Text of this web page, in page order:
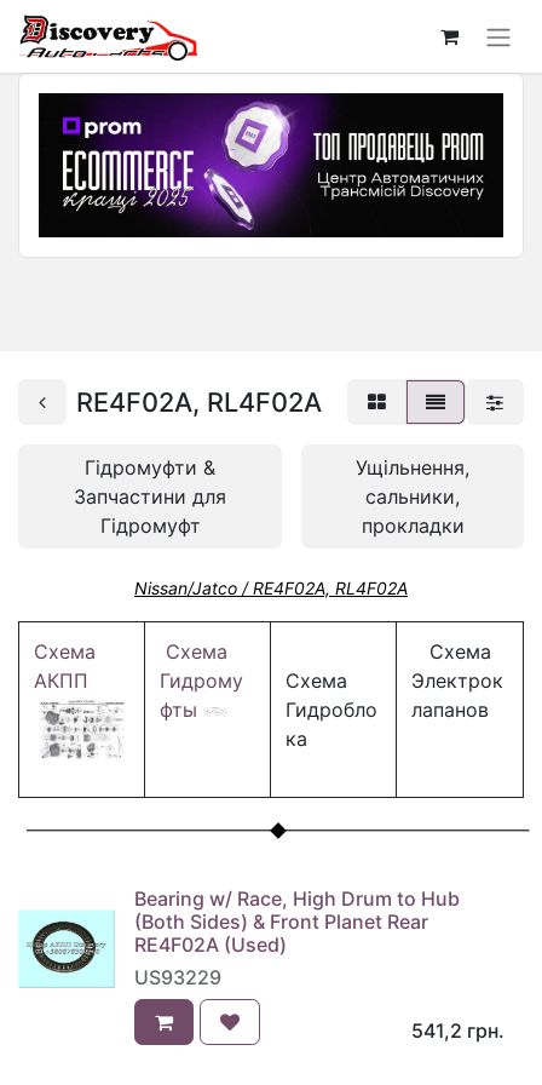
RE4F02A, RL4F02A
Гідромуфти &
Запчастини для
Гідромуфт
Ущільнення,
сальники,
прокладки
Nissan/Jatco / RE4F02A, RL4F02A
Схема
АКПП
Схема
Гидрому
фты
Схема
Гидробло
ка
Схема
Электрок
лапанов
Bearing w/ Race, High Drum to Hub
(Both Sides) & Front Planet Rear
RE4F02A (Used)
US93229
541,2 грн.